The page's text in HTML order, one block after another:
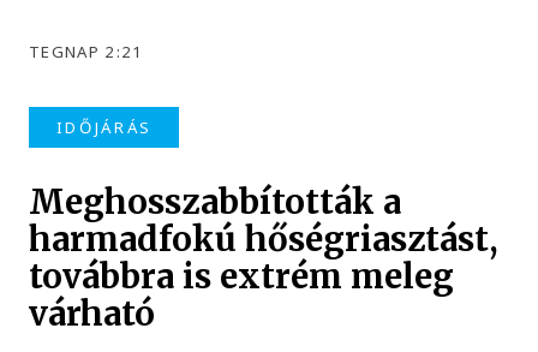
TEGNAP 2:21
IDŐJÁRÁS
Meghosszabbították a
harmadfokú hőségriasztást,
továbbra is extrém meleg
várható